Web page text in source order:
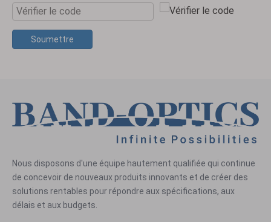
Soumettre
Nous disposons d'une équipe hautement qualifiée qui continue
de concevoir de nouveaux produits innovants et de créer des
solutions rentables pour répondre aux spécifications, aux
délais et aux budgets.